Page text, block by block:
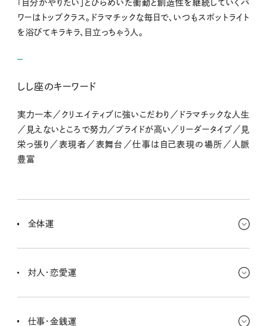
「自分がやりたい」とひらめいた衝動と創造性を継続していくパ
ワーはトップクラス。ドラマチックな毎日で、いつもスポットライト
を浴びてキラキラ、目立っちゃう人。
しし座のキーワード
実力一本／クリエイティブに強いこだわり／ドラマチックな人生
／見えないところで努力／プライドが高い／リーダータイプ／見
栄っ張り／表現者／表舞台／仕事は自己表現の場所／人脈
豊富
全体運
していくととっても楽しく過ごせるし、次への道しるべが自然と見つ
対人・恋愛運
し、情熱を持って相手に接することができるよ。勇気を出せば一気に
仕事・金銭運